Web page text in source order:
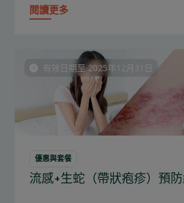
閱讀更多
有效日期至 2025年12月31日
優惠與套餐
流感+生蛇（帶狀疱疹）預